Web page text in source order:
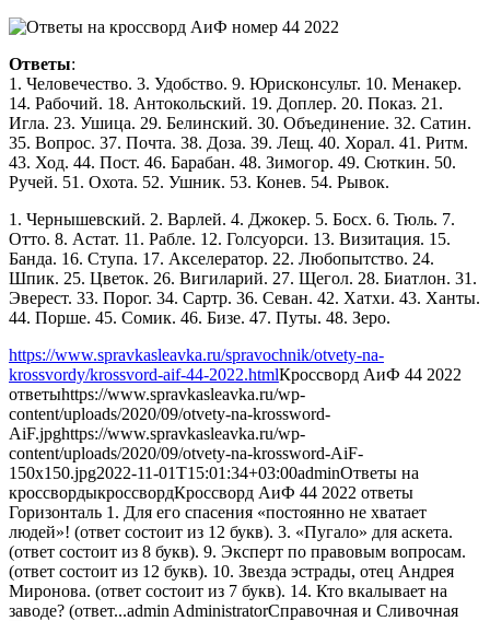
Ответы:
1. Человечество. 3. Удобство. 9. Юрисконсульт. 10. Менакер.
14. Рабочий. 18. Антокольский. 19. Доплер. 20. Показ. 21.
Игла. 23. Ушица. 29. Белинский. 30. Объединение. 32. Сатин.
35. Вопрос. 37. Почта. 38. Доза. 39. Лещ. 40. Хорал. 41. Ритм.
43. Ход. 44. Пост. 46. Барабан. 48. Зимогор. 49. Сюткин. 50.
Ручей. 51. Охота. 52. Ушник. 53. Конев. 54. Рывок.
1. Чернышевский. 2. Варлей. 4. Джокер. 5. Босх. 6. Тюль. 7.
Отто. 8. Астат. 11. Рабле. 12. Голсуорси. 13. Визитация. 15.
Банда. 16. Ступа. 17. Акселератор. 22. Любопытство. 24.
Шпик. 25. Цветок. 26. Вигиларий. 27. Щегол. 28. Биатлон. 31.
Эверест. 33. Порог. 34. Сартр. 36. Севан. 42. Хатхи. 43. Ханты.
44. Порше. 45. Сомик. 46. Бизе. 47. Путы. 48. Зеро.
https://www.spravkasleavka.ru/spravochnik/otvety-na-
krossvordy/krossvord-aif-44-2022.htmlКроссворд АиФ 44 2022
ответыhttps://www.spravkasleavka.ru/wp-
content/uploads/2020/09/otvety-na-krossword-
AiF.jpghttps://www.spravkasleavka.ru/wp-
content/uploads/2020/09/otvety-na-krossword-AiF-
150x150.jpg2022-11-01T15:01:34+03:00adminОтветы на
кроссвордыкроссвордКроссворд АиФ 44 2022 ответы
Горизонталь 1. Для его спасения «постоянно не хватает
людей»! (ответ состоит из 12 букв). 3. «Пугало» для аскета.
(ответ состоит из 8 букв). 9. Эксперт по правовым вопросам.
(ответ состоит из 12 букв). 10. Звезда эстрады, отец Андрея
Миронова. (ответ состоит из 7 букв). 14. Кто вкалывает на
заводе? (ответ...admin AdministratorСправочная и Сливочная